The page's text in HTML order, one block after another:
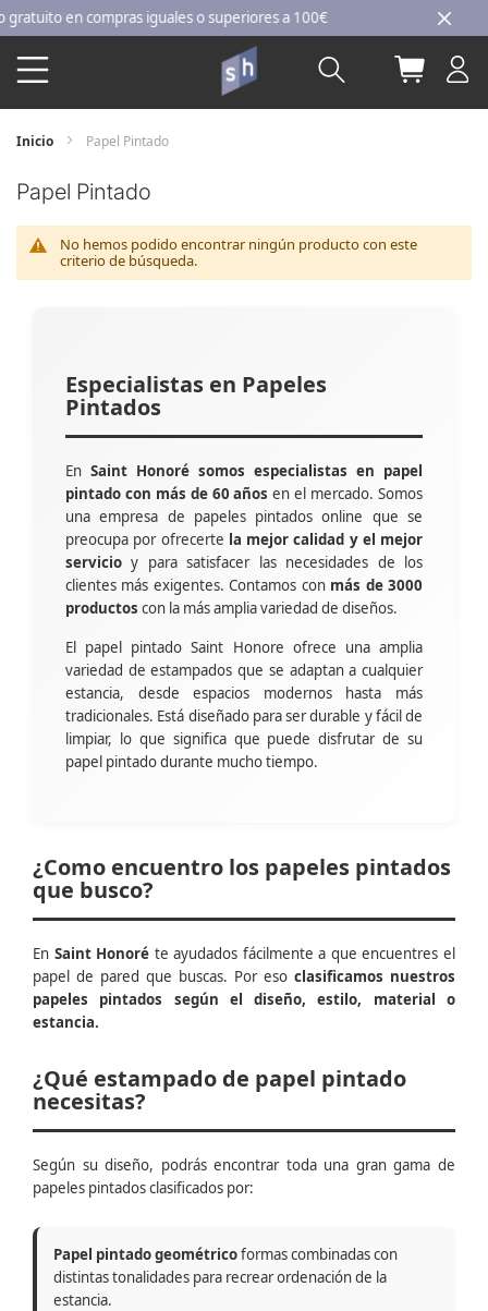
Ir
al
contenido
en compras iguales o superiores a 100€
Buscar Mi
Inicio Papel Pintado
Papel Pintado
No hemos podido encontrar ningún producto con este
criterio de búsqueda.
Especialistas en Papeles
Pintados
En Saint Honoré somos especialistas en papel
pintado con más de 60 años en el mercado. Somos
una empresa de papeles pintados online que se
preocupa por ofrecerte la mejor calidad y el mejor
servicio y para satisfacer las necesidades de los
clientes más exigentes. Contamos con más de 3000
productos con la más amplia variedad de diseños.
El papel pintado Saint Honore ofrece una amplia
variedad de estampados que se adaptan a cualquier
estancia, desde espacios modernos hasta más
tradicionales. Está diseñado para ser durable y fácil de
limpiar, lo que significa que puede disfrutar de su
papel pintado durante mucho tiempo.
¿Como encuentro los papeles pintados
que busco?
En Saint Honoré te ayudados fácilmente a que encuentres el
papel de pared que buscas. Por eso clasificamos nuestros
papeles pintados según el diseño, estilo, material o
estancia.
¿Qué estampado de papel pintado
necesitas?
Según su diseño, podrás encontrar toda una gran gama de
papeles pintados clasificados por:
Papel pintado geométricoformas combinadas con
distintas tonalidades para recrear ordenación de la
estancia.